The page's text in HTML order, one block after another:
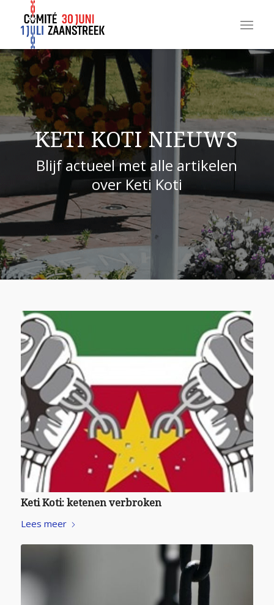
KETI KOTI NIEUWS
Blijf actueel met alle artikelen
over Keti Koti
Keti Koti: ketenen verbroken
Lees meer